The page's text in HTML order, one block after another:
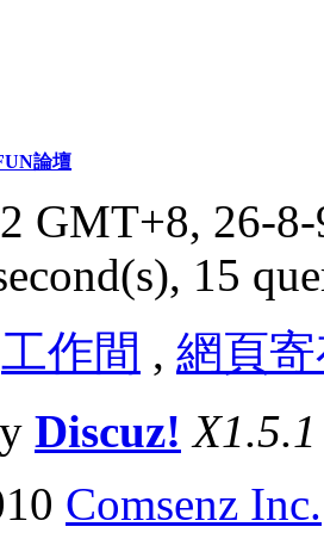
論壇
GMT+8, 26-
15
工作間 , 網頁
Discuz! X1.5.1
Comsenz Inc.